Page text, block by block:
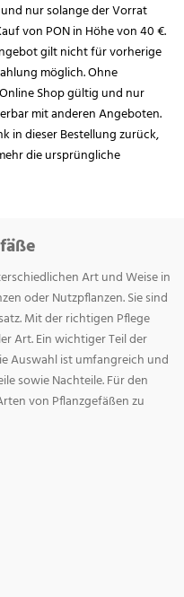
und nur solange der Vorrat
von PON in Höhe von 40 €.
gilt nicht für vorherige
möglich. Ohne
Shop gültig und nur
mit anderen Angeboten.
in dieser Bestellung zurück,
die ursprüngliche
Art und Weise in
oder Nutzpflanzen. Sie sind
Mit der richtigen Pflege
Art. Ein wichtiger Teil der
Auswahl ist umfangreich und
sowie Nachteile. Für den
von Pflanzgefäßen zu